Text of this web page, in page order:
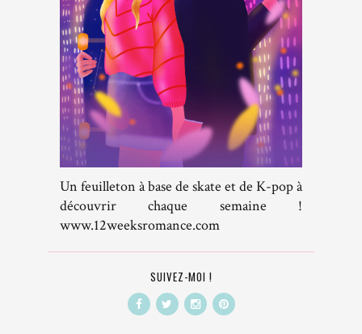
Un feuilleton à base de skate et de K-pop à
découvrir chaque semaine !
www.12weeksromance.com
SUIVEZ-MOI !